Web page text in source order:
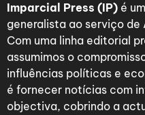
Imparcial Press (IP) é
generalista ao serviço de
Com uma linha editorial
assumimos o
influências políticas e
é fornecer notícias com
objectiva, cobrindo a